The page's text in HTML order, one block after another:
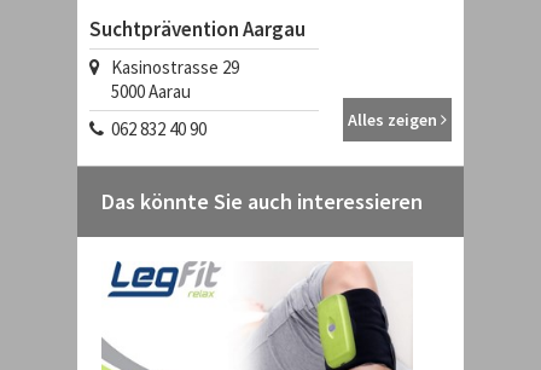
Suchtprävention Aargau
Kasinostrasse 29
5000Aarau
062 832 40 90
Alles zeigen
Das könnte Sie auch interessieren